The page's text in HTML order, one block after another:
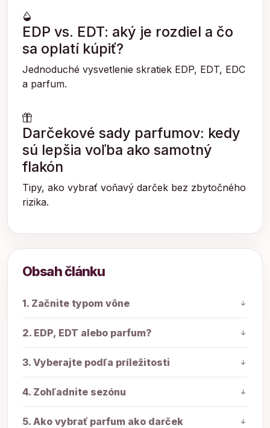
EDP vs. EDT: aký je rozdiel a čo
sa oplatí kúpiť?
Jednoduché vysvetlenie skratiek EDP, EDT, EDC
a parfum.
Darčekové sady parfumov: kedy
sú lepšia voľba ako samotný
flakón
Tipy, ako vybrať voňavý darček bez zbytočného
rizika.
Obsah článku
1. Začnite typom vône
2. EDP, EDT alebo parfum?
3. Vyberajte podľa príležitosti
4. Zohľadnite sezónu
5. Ako vybrať parfum ako darček